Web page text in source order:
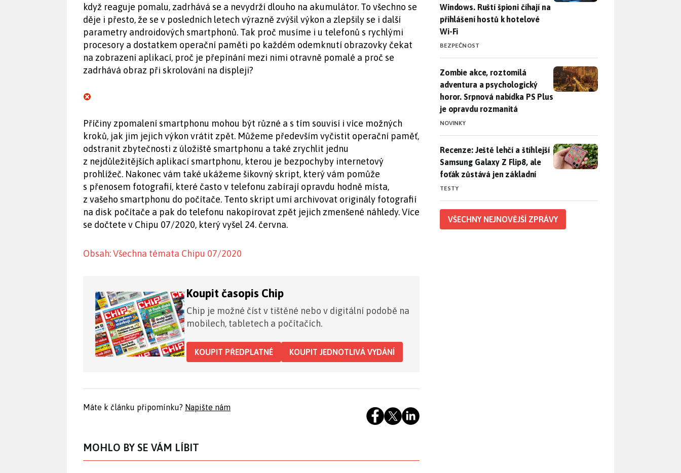
když reaguje pomalu, zadrhává se a nevydrží dlouho na akumulátor. To všechno se
děje i přesto, že se v posledních letech výrazně zvýšil výkon a zlepšily se i další
parametry androidových smartphonů. Tak proč musíme i u telefonů s rychlými
procesory a dostatkem operační paměti po každém odemknutí obrazovky čekat
na zobrazení aplikací, proč je přepínání mezi nimi otravně pomalé a proč se
zadrhává obraz při skrolování na displeji?
Příčiny zpomalení smartphonu mohou být různé a s tím souvisí i více možných
kroků, jak jim jejich výkon vrátit zpět. Můžeme především vyčistit operační paměť,
odstranit zbytečnosti z úložiště smartphonu a také zrychlit jednu
z nejdůležitějších aplikací smartphonu, kterou je bezpochyby internetový
prohlížeč. Nakonec vám také ukážeme šikovný skript, který vám pomůže
s přenosem fotografií, které často v telefonu zabírají opravdu hodně místa,
z vašeho smartphonu do počítače. Tento skript umí archivovat originály fotografií
na disk počítače a pak do telefonu nakopírovat zpět jejich zmenšené náhledy. Více
se dočtete v Chipu 07/2020, který vyšel 24. června.
Obsah: Všechna témata Chipu 07/2020
Koupit časopis Chip
Chip je možné číst v tištěné nebo v digitální podobě na
mobilech, tabletech a počítačích.
KOUPIT PŘEDPLATNÉ KOUPIT JEDNOTLIVÁ VYDÁNÍ
Máte k článku připomínku? Napište nám
MOHLO BY SE VÁM LÍBIT
Windows. Ruští špioni číhají na
přihlášení hostů k hotelové
Wi-Fi
BEZPEČNOST
Zombie akce, roztomilá adventura a psychologický horor.
Zombie akce, roztomilá
adventura a psychologický
horor. Srpnová nabídka PS Plus
je opravdu rozmanitá
NOVINKY
Recenze: Ještě lehčí a štíhlejší Samsung Galaxy Z Flip8, ale foťák
Recenze: Ještě lehčí a štíhlejší
Samsung Galaxy Z Flip8, ale
foťák zůstává jen základní
TESTY
VŠECHNY NEJNOVĚJŠÍ ZPRÁVY